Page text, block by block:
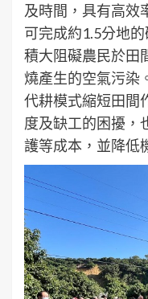
及時間，具有高效
可完成約1.5分地
積大阻礙農民於田
燒產生的空氣污染
代耕模式縮短田間
度及缺工的困擾，
護等成本，並降低